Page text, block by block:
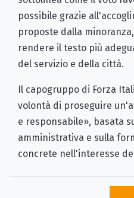
possibile grazie
proposte dalla
rendere il testo più
del servizio e della città.
Il capogruppo di Forza
volontà di proseguire
e responsabile», basata
amministrativa e sulla
concrete nell'interesse